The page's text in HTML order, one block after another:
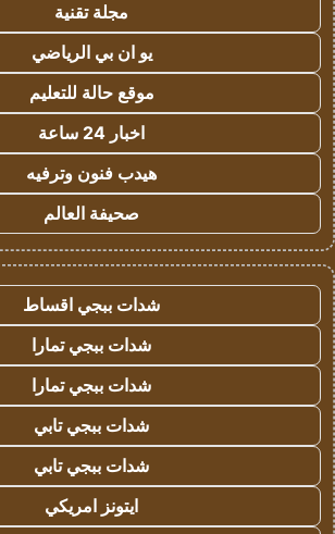
مجلة تقنية
يو ان بي الرياضي
موقع حالة للتعليم
اخبار 24 ساعة
هيدب فنون وترفيه
صحيفة العالم
شدات ببجي اقساط
شدات ببجي تمارا
شدات ببجي تمارا
شدات ببجي تابي
شدات ببجي تابي
ايتونز امريكي